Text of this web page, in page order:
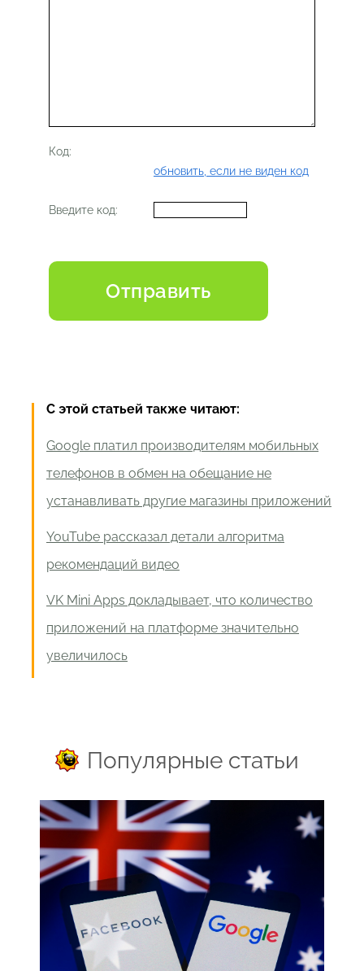
Код:
обновить, если не виден код
Введите код:
С этой статьей также читают:
Google платил производителям мобильных
телефонов в обмен на обещание не
устанавливать другие магазины приложений
YouTube рассказал детали алгоритма
рекомендаций видео
VK Mini Apps докладывает, что количество
приложений на платформе значительно
увеличилось
Популярные статьи